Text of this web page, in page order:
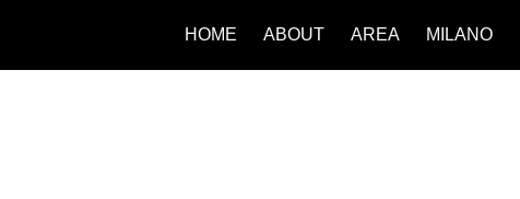
HOME ABOUT AREA MILANO